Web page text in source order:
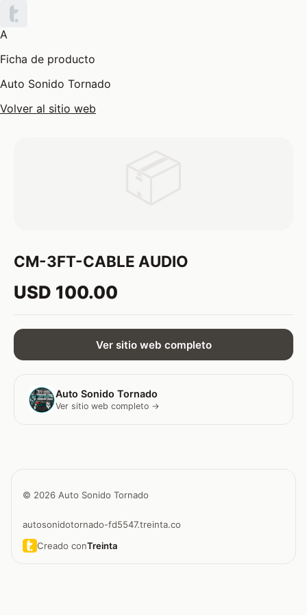
A
Ficha de producto
Auto Sonido Tornado
Volver al sitio web
CM-3FT-CABLE AUDIO
USD 100.00
Ver sitio web completo
Auto Sonido Tornado
Ver sitio web completo →
© 2026 Auto Sonido Tornado
autosonidotornado-fd5547.treinta.co
Creado conTreinta